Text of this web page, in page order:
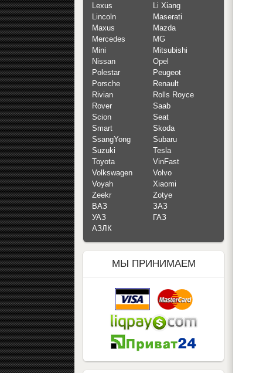
Lexus
Li Xiang
Lincoln
Maserati
Maxus
Mazda
Mercedes
MG
Mini
Mitsubishi
Nissan
Opel
Polestar
Peugeot
Porsche
Renault
Rivian
Rolls Royce
Rover
Saab
Scion
Seat
Smart
Skoda
SsangYong
Subaru
Suzuki
Tesla
Toyota
VinFast
Volkswagen
Volvo
Voyah
Xiaomi
Zeekr
Zotye
ВАЗ
ЗАЗ
УАЗ
ГАЗ
АЗЛК
МЫ ПРИНИМАЕМ